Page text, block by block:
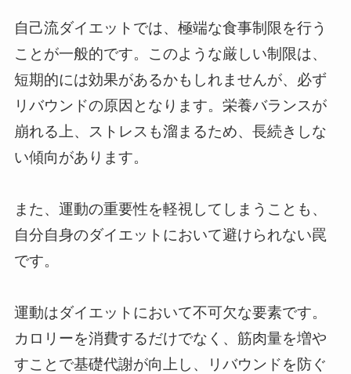
自己流ダイエットでは、極端な食事制限を行う
ことが一般的です。このような厳しい制限は、
短期的には効果があるかもしれませんが、必ず
リバウンドの原因となります。栄養バランスが
崩れる上、ストレスも溜まるため、長続きしな
い傾向があります。
また、運動の重要性を軽視してしまうことも、
自分自身のダイエットにおいて避けられない罠
です。
運動はダイエットにおいて不可欠な要素です。
カロリーを消費するだけでなく、筋肉量を増や
すことで基礎代謝が向上し、リバウンドを防ぐ